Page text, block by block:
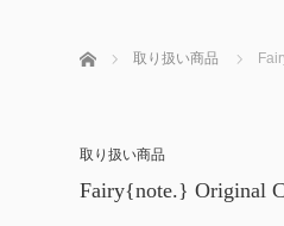
ホーム 取り扱い商品
取り扱い商品
Fairy{note.} Original